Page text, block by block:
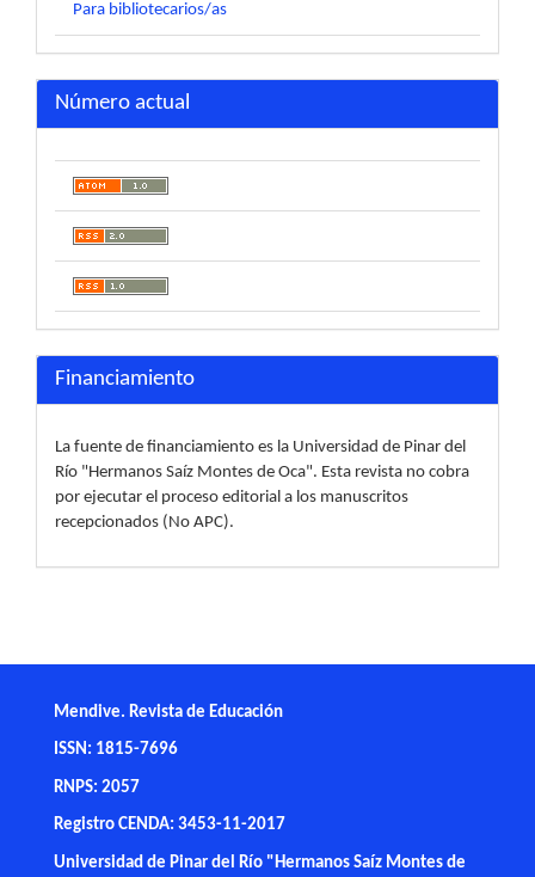
Para bibliotecarios/as
Número actual
Financiamiento
La fuente de financiamiento es la Universidad de Pinar del
Río "Hermanos Saíz Montes de Oca". Esta revista no cobra
por ejecutar el proceso editorial a los manuscritos
recepcionados (No APC).
Mendive. Revista de Educación
ISSN: 1815-7696
RNPS: 2057
Registro CENDA: 3453-11-2017
Universidad de Pinar del Río "Hermanos Saíz Montes de